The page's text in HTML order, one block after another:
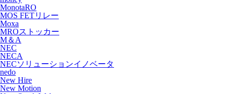
MonotaRO
MOS FETリレー
Moxa
MROストッカー
M＆A
NEC
NECA
NECソリューションイノベータ
nedo
New Hire
New Motion